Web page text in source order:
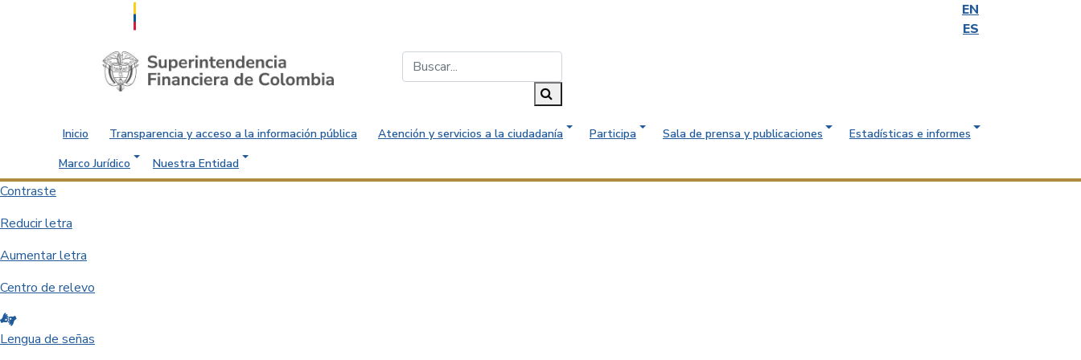
EN
ES
Saltar al contenido principal
Inicio Transparencia y acceso a la información pública Atención y servicios a la ciudadanía Participa Sala de prensa y publicaciones
Estadísticas e informes
Marco Jurídico
Nuestra Entidad
Contraste
Reducir letra
Aumentar letra
Centro de relevo
Lengua de señas